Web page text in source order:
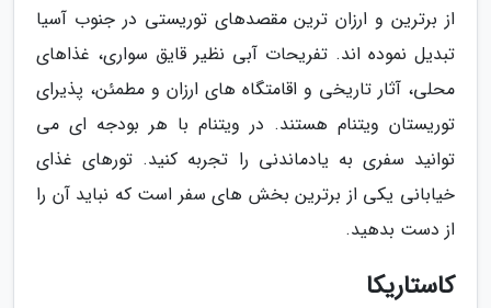
از برترین و ارزان ترین مقصدهای توریستی در جنوب آسیا
تبدیل نموده اند. تفریحات آبی نظیر قایق سواری، غذاهای
محلی، آثار تاریخی و اقامتگاه های ارزان و مطمئن، پذیرای
توریستان ویتنام هستند. در ویتنام با هر بودجه ای می
توانید سفری به یادماندنی را تجربه کنید. تورهای غذای
خیابانی یکی از برترین بخش های سفر است که نباید آن را
از دست بدهید.
کاستاریکا